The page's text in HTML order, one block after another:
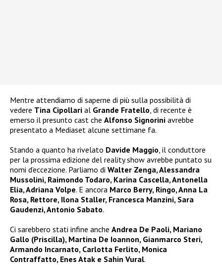
Mentre attendiamo di saperne di più sulla possibilità di
vedere Tina Cipollari al Grande Fratello, di recente è
emerso il presunto cast che Alfonso Signorini avrebbe
presentato a Mediaset alcune settimane fa.
Stando a quanto ha rivelato Davide Maggio, il conduttore
per la prossima edizione del reality show avrebbe puntato su
nomi d’eccezione. Parliamo di Walter Zenga, Alessandra
Mussolini, Raimondo Todaro, Karina Cascella, Antonella
Elia, Adriana Volpe. E ancora Marco Berry, Ringo, Anna La
Rosa, Rettore, Ilona Staller, Francesca Manzini, Sara
Gaudenzi, Antonio Sabato.
Ci sarebbero stati infine anche Andrea De Paoli, Mariano
Gallo (Priscilla), Martina De Ioannon, Gianmarco Steri,
Armando Incarnato, Carlotta Ferlito, Monica
Contraffatto, Enes Atak e Sahin Vural.